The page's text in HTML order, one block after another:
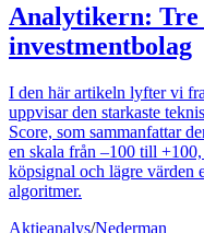
Analytikern: Tre
investmentbolag
I den här artikeln lyfter vi
uppvisar den starkaste
Score, som sammanfattar
en skala från –100 till
köpsignal och lägre värden
algoritmer.
Aktieanalys/Nederman